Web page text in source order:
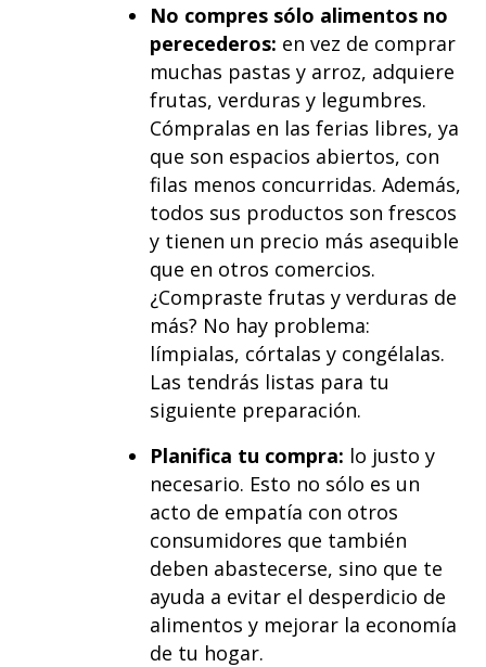
No compres sólo alimentos no
perecederos: en vez de comprar
muchas pastas y arroz, adquiere
frutas, verduras y legumbres.
Cómpralas en las ferias libres, ya
que son espacios abiertos, con
filas menos concurridas. Además,
todos sus productos son frescos
y tienen un precio más asequible
que en otros comercios.
¿Compraste frutas y verduras de
más? No hay problema:
límpialas, córtalas y congélalas.
Las tendrás listas para tu
siguiente preparación.
Planifica tu compra: lo justo y
necesario. Esto no sólo es un
acto de empatía con otros
consumidores que también
deben abastecerse, sino que te
ayuda a evitar el desperdicio de
alimentos y mejorar la economía
de tu hogar.